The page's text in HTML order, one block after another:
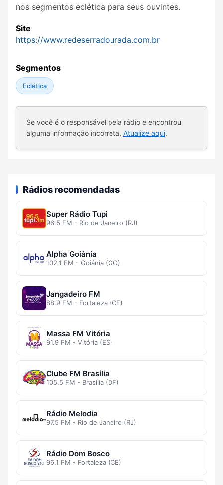
nos segmentos eclética para seus ouvintes.
Site
https://www.redeserradourada.com.br
Segmentos
Eclética
Se você é o responsável pela rádio e encontrou
alguma informação incorreta. Atualize aqui.
Rádios recomendadas
Super Rádio Tupi
96.5 FM - Rio de Janeiro (RJ)
Alpha Goiânia
102.1 FM - Goiânia (GO)
Jangadeiro FM
88.9 FM - Fortaleza (CE)
Massa FM Vitória
91.9 FM - Vitória (ES)
Clube FM Brasília
105.5 FM - Brasília (DF)
Rádio Melodia
97.5 FM - Rio de Janeiro (RJ)
Rádio Dom Bosco
96.1 FM - Fortaleza (CE)